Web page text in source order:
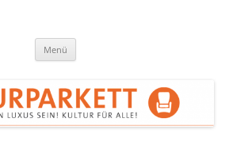
Menü